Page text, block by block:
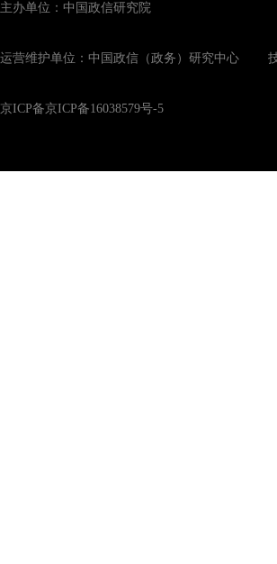
主办单位：中国政信研究院
运营维护单位：中国政信（政务）研究中心 技
京ICP备京ICP备16038579号-5